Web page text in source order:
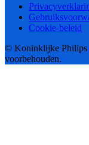
Cookie-beleid
© Koninklijke Philips
voorbehouden.